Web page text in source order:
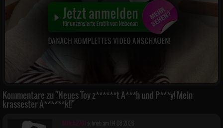
Kommentare zu "Neues Toy z******t A***h und P***y! Mein
krassester A******k!!"
Mitch2701 schrieb am 04.08.2026